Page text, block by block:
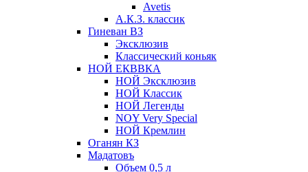
Avetis
А.К.З. классик
Гиневан ВЗ
Эксклюзив
Классический коньяк
НОЙ ЕКВВКА
НОЙ Эксклюзив
НОЙ Классик
НОЙ Легенды
NOY Very Speсial
НОЙ Кремлин
Оганян КЗ
Мадатовъ
Объем 0,5 л